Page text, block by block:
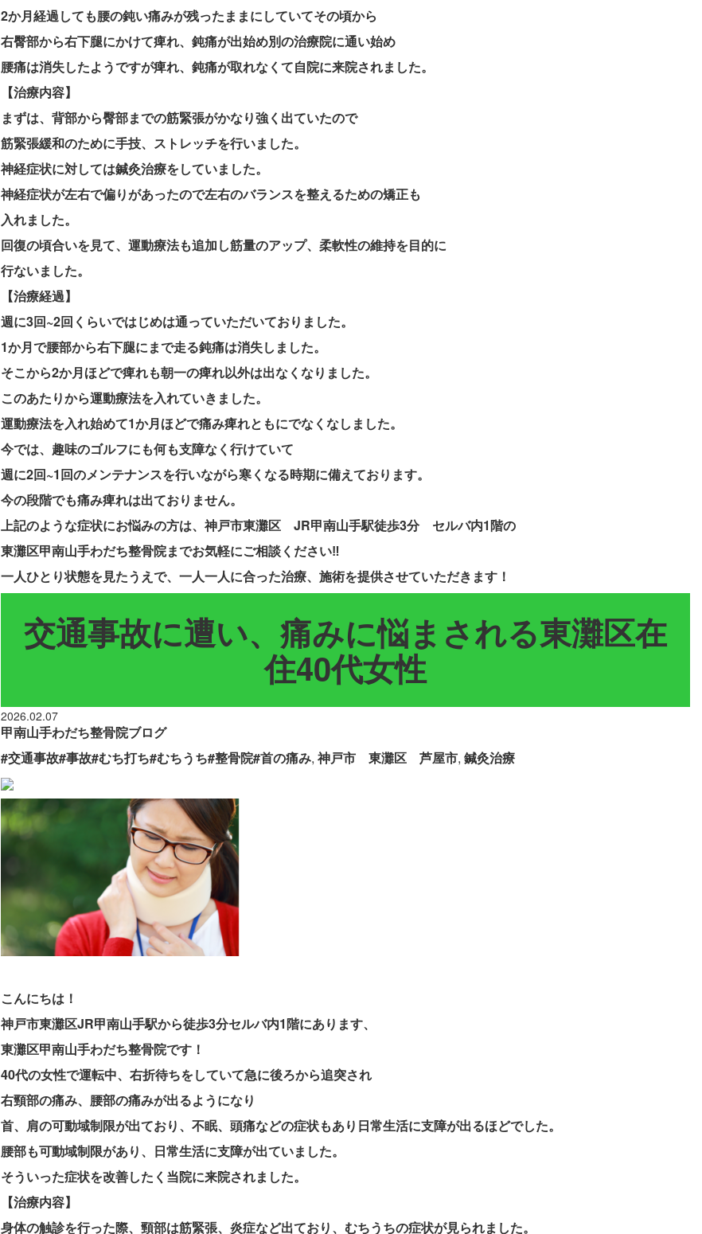
2か月経過しても腰の鈍い痛みが残ったままにしていてその頃から
右臀部から右下腿にかけて痺れ、鈍痛が出始め別の治療院に通い始め
腰痛は消失したようですが痺れ、鈍痛が取れなくて自院に来院されました。
【治療内容】
まずは、背部から臀部までの筋緊張がかなり強く出ていたので
筋緊張緩和のために手技、ストレッチを行いました。
神経症状に対しては鍼灸治療をしていました。
神経症状が左右で偏りがあったので左右のバランスを整えるための矯正も
入れました。
回復の頃合いを見て、運動療法も追加し筋量のアップ、柔軟性の維持を目的に
行ないました。
【治療経過】
週に3回~2回くらいではじめは通っていただいておりました。
1か月で腰部から右下腿にまで走る鈍痛は消失しました。
そこから2か月ほどで痺れも朝一の痺れ以外は出なくなりました。
このあたりから運動療法を入れていきました。
運動療法を入れ始めて1か月ほどで痛み痺れともにでなくなしました。
今では、趣味のゴルフにも何も支障なく行けていて
週に2回~1回のメンテナンスを行いながら寒くなる時期に備えております。
今の段階でも痛み痺れは出ておりません。
上記のような症状にお悩みの方は、神戸市東灘区 JR甲南山手駅徒歩3分 セルバ内1階の
東灘区甲南山手わだち整骨院までお気軽にご相談ください‼
一人ひとり状態を見たうえで、一人一人に合った治療、施術を提供させていただきます！
交通事故に遭い、痛みに悩まされる東灘区在
住40代女性
2026.02.07
甲南山手わだち整骨院ブログ
#交通事故#事故#むち打ち#むちうち#整骨院#首の痛み, 神戸市 東灘区 芦屋市, 鍼灸治療
こんにちは！
神戸市東灘区JR甲南山手駅から徒歩3分セルバ内1階にあります、
東灘区甲南山手わだち整骨院です！
40代の女性で運転中、右折待ちをしていて急に後ろから追突され
右頸部の痛み、腰部の痛みが出るようになり
首、肩の可動域制限が出ており、不眠、頭痛などの症状もあり日常生活に支障が出るほどでした。
腰部も可動域制限があり、日常生活に支障が出ていました。
そういった症状を改善したく当院に来院されました。
【治療内容】
身体の触診を行った際、頸部は筋緊張、炎症など出ており、むちうちの症状が見られました。